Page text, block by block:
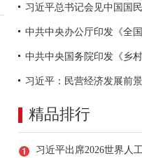
习近平总书记会见中国国
精品排行